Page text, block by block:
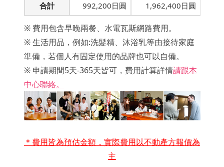
合計 992,200日圓 1,962,400日圓
※ 費用包含早晚兩餐、水電瓦斯網路費用。
※ 生活用品，例如:洗髮精、沐浴乳等由接待家庭
準備，若個人有固定使用的品牌也可以自備。
※ 申請期間5天-365天皆可，費用計算詳情請跟本
中心聯絡。
＊費用皆為預估金額，實際費用以不動產方報價為
主